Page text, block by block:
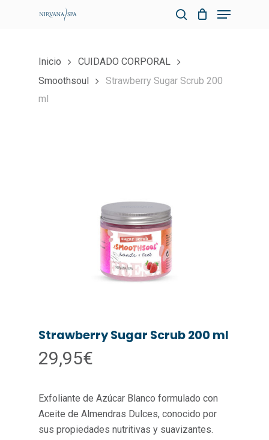
Menu
Inicio
CUIDADO CORPORAL
Smoothsoul
Strawberry Sugar Scrub 200
ml
Strawberry Sugar Scrub 200 ml
29,95€
Exfoliante de Azúcar Blanco formulado con
Aceite de Almendras Dulces, conocido por
sus propiedades nutritivas y suavizantes.